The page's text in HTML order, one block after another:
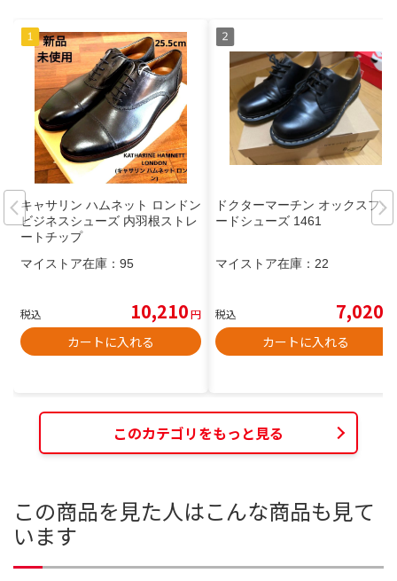
キャサリン ハムネット ロンドン
ビジネスシューズ 内羽根ストレ
ートチップ
マイストア在庫： 95
税込 10,210円
カートに入れる
ドクターマーチン オックスフォ
ードシューズ 1461
マイストア在庫： 22
税込 7,020
カートに入れる
このカテゴリをもっと見る
この商品を見た人はこんな商品も見て
います